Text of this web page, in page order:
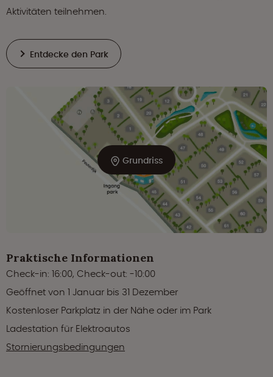
Aktivitäten teilnehmen.
Entdecke den Park
Grundriss
Praktische Informationen
Check-in: 16:00, Check-out: -10:00
Geöffnet von 1 Januar bis 31 Dezember
Kostenloser Parkplatz in der Nähe oder im Park
Ladestation für Elektroautos
Stornierungsbedingungen